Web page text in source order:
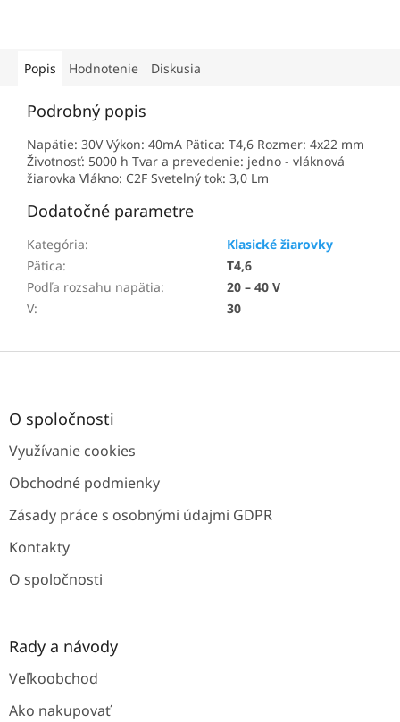
Popis Hodnotenie Diskusia
Podrobný popis
Napätie: 30V Výkon: 40mA Pätica: T4,6 Rozmer: 4x22 mm
Životnosť: 5000 h Tvar a prevedenie: jedno - vláknová
žiarovka Vlákno: C2F Svetelný tok: 3,0 Lm
Dodatočné parametre
Kategória:
Klasické žiarovky
Pätica:
T4,6
Podľa rozsahu napätia:
20 – 40 V
V: 30
Z
O spoločnosti
Využívanie cookies
Obchodné podmienky
Zásady práce s osobnými údajmi GDPR
Kontakty
O spoločnosti
Rady a návody
Veľkoobchod
Ako nakupovať